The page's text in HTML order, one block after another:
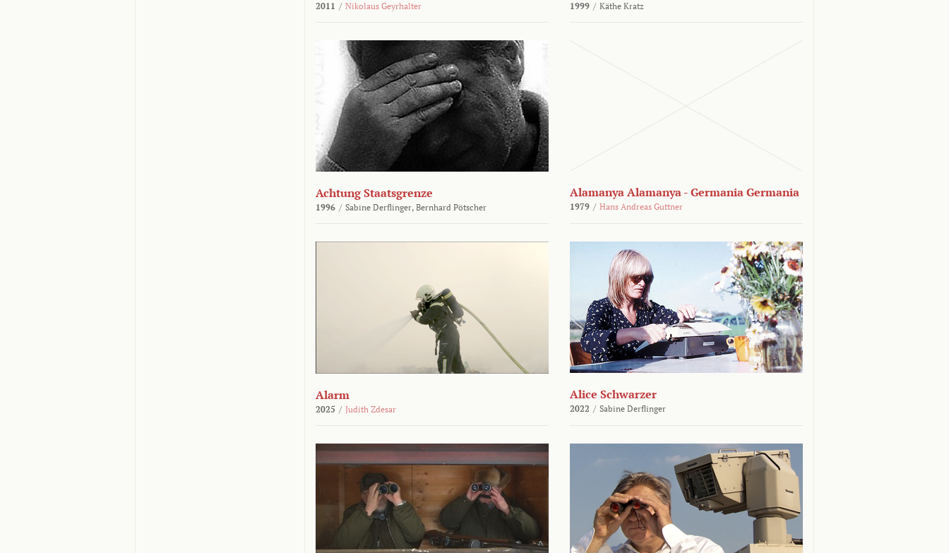
2011 / Nikolaus Geyrhalter 1999 / Käthe Kratz
Achtung Staatsgrenze
1996 / Sabine Derflinger, Bernhard Pötscher
Alamanya Alamanya - Germania Germania
1979 / Hans Andreas Guttner
Alarm
2025 / Judith Zdesar
Alice Schwarzer
2022 / Sabine Derflinger